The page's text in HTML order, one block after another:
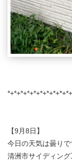
【9月8日】
今日の天気は曇りで
清洲市サイディン